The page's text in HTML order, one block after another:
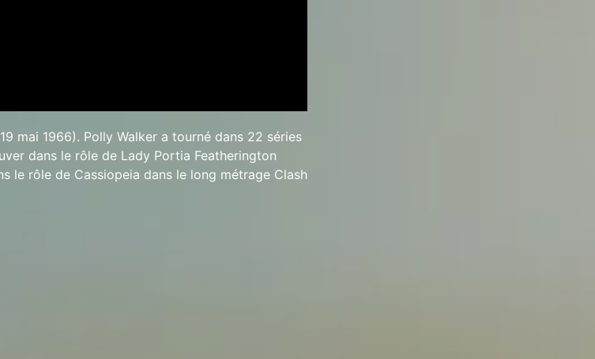
mai 1966). Polly Walker a tourné dans 22 séries
dans le rôle de Lady Portia Featherington
le rôle de Cassiopeia dans le long métrage Clash